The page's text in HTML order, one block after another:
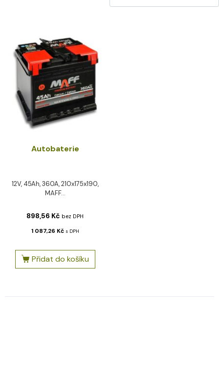
Autobaterie
12V, 45Ah, 360A, 210x175x190,
MAFF...
898,56 Kč bez DPH
1 087,26 Kč s DPH
Přidat do košíku